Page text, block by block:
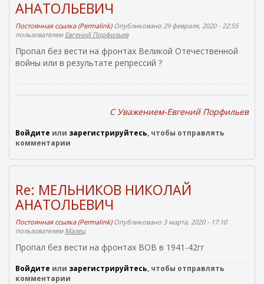
АНАТОЛЬЕВИЧ
Постоянная ссылка (Permalink)Опубликовано 29 февраля, 2020 - 22:55
пользователем Евгений Порфильев
Пропал без вести на фронтах Великой Отечественной
войны или в результате репрессий ?
C Уважением-Евгений Порфильев
Войдите или зарегистрируйтесь, чтобы отправлять
комментарии
Re: МЕЛЬНИКОВ НИКОЛАЙ
АНАТОЛЬЕВИЧ
Постоянная ссылка (Permalink)Опубликовано 3 марта, 2020 - 17:10
пользователем Малец
Пропал без вести на фронтах ВОВ в 1941-42гг
Войдите или зарегистрируйтесь, чтобы отправлять
комментарии